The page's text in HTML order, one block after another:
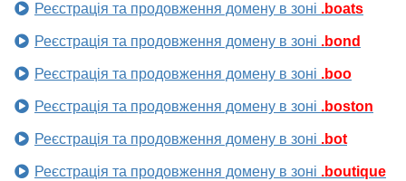
Реєстрація та продовження домену в зоні .boats
Реєстрація та продовження домену в зоні .bond
Реєстрація та продовження домену в зоні .boo
Реєстрація та продовження домену в зоні .boston
Реєстрація та продовження домену в зоні .bot
Реєстрація та продовження домену в зоні .boutique